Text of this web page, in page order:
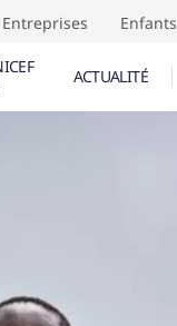
Entreprises Enfants
ACTUALITÉ